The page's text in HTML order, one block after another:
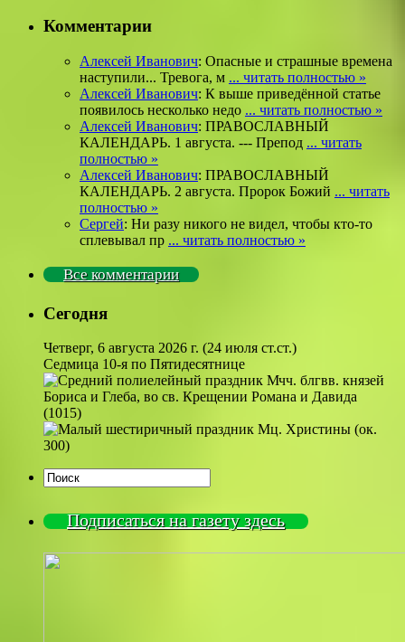
Комментарии
Алексей Иванович: Опасные и страшные времена
наступили... Тревога, м ... читать полностью »
Алексей Иванович: К выше приведённой статье
появилось несколько недо ... читать полностью »
Алексей Иванович: ПРАВОСЛАВНЫЙ
КАЛЕНДАРЬ. 1 августа. --- Препод ... читать
полностью »
Алексей Иванович: ПРАВОСЛАВНЫЙ
КАЛЕНДАРЬ. 2 августа. Пророк Божий ... читать
полностью »
Сергей: Ни разу никого не видел, чтобы кто-то
сплевывал пр ... читать полностью »
Все комментарии
Сегодня
Четверг, 6 августа 2026 г. (24 июля ст.ст.)
Седмица 10-я по Пятидесятнице
Мчч. блгвв. князей
Бориса и Глеба, во св. Крещении Романа и Давида
(1015)
Мц. Христины (ок.
300)
Подписаться на газету здесь